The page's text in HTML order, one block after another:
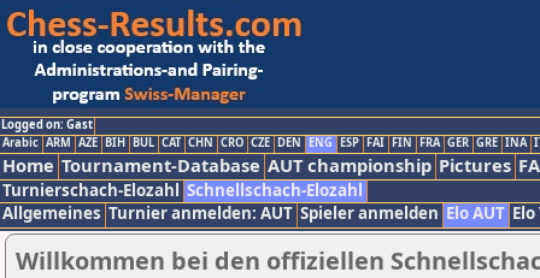
Logged on: Gast
Arabic ARM AZE BIH BUL CAT CHN CRO CZE DEN ENG ESP FAI FIN FRA GER GRE INA
Home Tournament-Database AUT championship Pictures
Turnierschach-Elozahl Schnellschach-Elozahl
Allgemeines Turnier anmelden: AUT Spieler anmelden Elo AUT
Willkommen bei den offiziellen